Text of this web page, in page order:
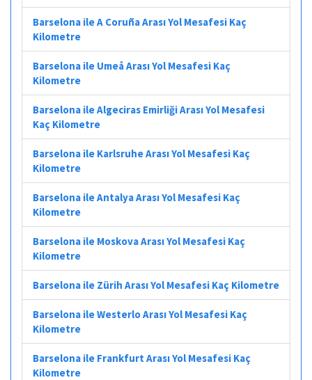
Barselona ile A Coruña Arası Yol Mesafesi Kaç
Kilometre
Barselona ile Umeå Arası Yol Mesafesi Kaç
Kilometre
Barselona ile Algeciras Emirliği Arası Yol Mesafesi
Kaç Kilometre
Barselona ile Karlsruhe Arası Yol Mesafesi Kaç
Kilometre
Barselona ile Antalya Arası Yol Mesafesi Kaç
Kilometre
Barselona ile Moskova Arası Yol Mesafesi Kaç
Kilometre
Barselona ile Zürih Arası Yol Mesafesi Kaç Kilometre
Barselona ile Westerlo Arası Yol Mesafesi Kaç
Kilometre
Barselona ile Frankfurt Arası Yol Mesafesi Kaç
Kilometre